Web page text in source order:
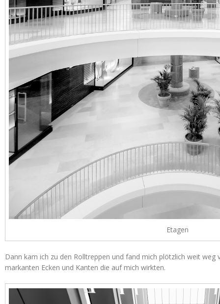
Etagen
Dann kam ich zu den Rolltreppen und fand mich plötzlich weit weg
markanten Ecken und Kanten die auf mich wirkten.